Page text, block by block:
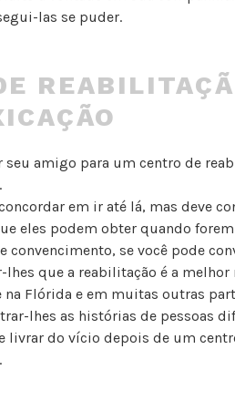
las se puder.
seu amigo para um centro de
em ir até lá, mas deve
eles podem obter quando
convencimento, se você pode
lhes que a reabilitação é a melhor
na Flórida e em muitas outras
lhes as histórias de pessoas
livrar do vício depois de um